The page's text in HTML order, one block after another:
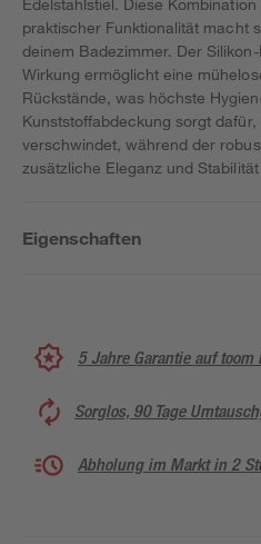
Edelstahlstiel. Diese
praktischer Funktionalität macht
deinem Badezimmer. Der
Wirkung ermöglicht eine
Rückstände, was höchste
Kunststoffabdeckung sorgt
verschwindet, während der
zusätzliche Eleganz und
Eigenschaften
5 Jahre Garantie auf toom
Sorglos, 90 Tage
Abholung im Markt in 2